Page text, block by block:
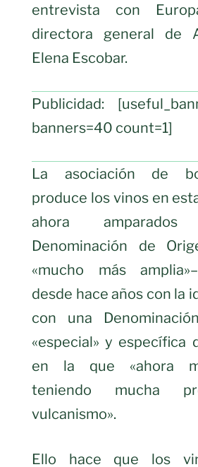
entrevista con
directora general de
Elena Escobar.
Publicidad:
banners=40 count=1]
La asociación de
produce los vinos en
ahora
Denominación de
«mucho más
desde hace años con la
con una
«especial» y específica
en la que «ahora
teniendo mucha
vulcanismo».
Ello hace que los